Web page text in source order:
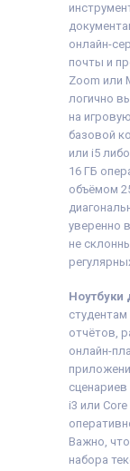
онлайн-
почты и
Zoom или
логично
на
базовой
или i5
16 ГБ
объёмом
уверенно
не
Ноутбуки
отчётов,
онлайн-
i3 или
Важно,
набора